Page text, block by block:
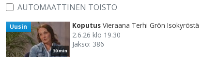
AUTOMAATTINEN TOISTO
30 min
Uusin Koputus Vieraana Terhi Grön Isokyröstä
2.6.26 klo 19.30
Jakso: 386